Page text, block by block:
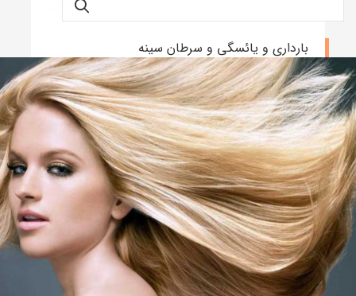
بارداری و یائسگی و سرطان سینه
نوشته admin